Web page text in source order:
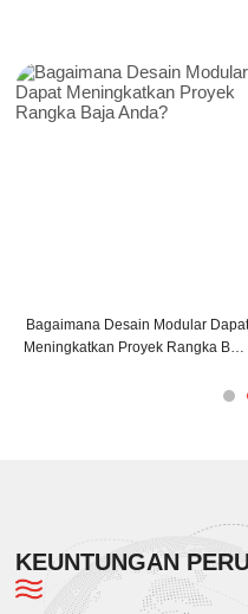
Desain Modular Dapat
Proyek Rangka Baja
Z
KEUNTUNGAN